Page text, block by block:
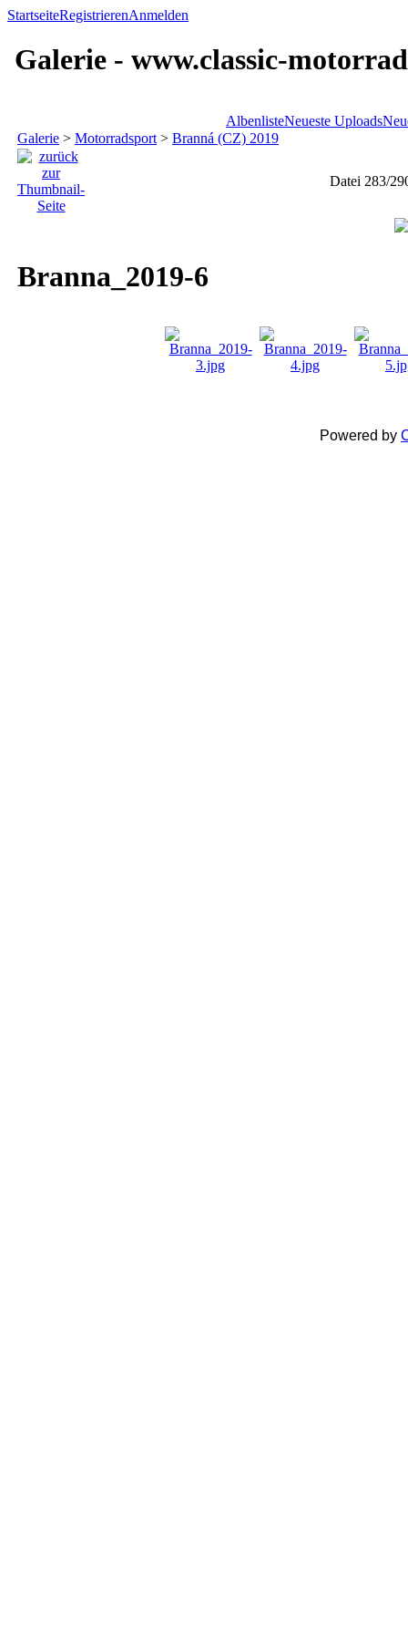
StartseiteRegistrierenAnmelden
Galerie - www.classic-
AlbenlisteNeueste Uploads
Galerie > Motorradsport > Branná (CZ) 2019
Datei 283/
Branna_2019-6
Powered by